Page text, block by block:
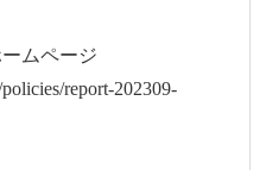
ムページ
report-202309-